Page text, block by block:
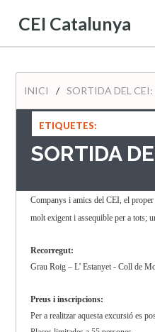
CEI Catalunya
INICI / SORTIDA DEL
ETIQUETES:
SORTIDA
Companys i amics del CEI, el
molt exigent i assequible per a tots;
Recorregut:
Grau Roig – L’ Estanyet - Coll de
Preus i inscripcions:
Per a realitzar aquesta excursió es